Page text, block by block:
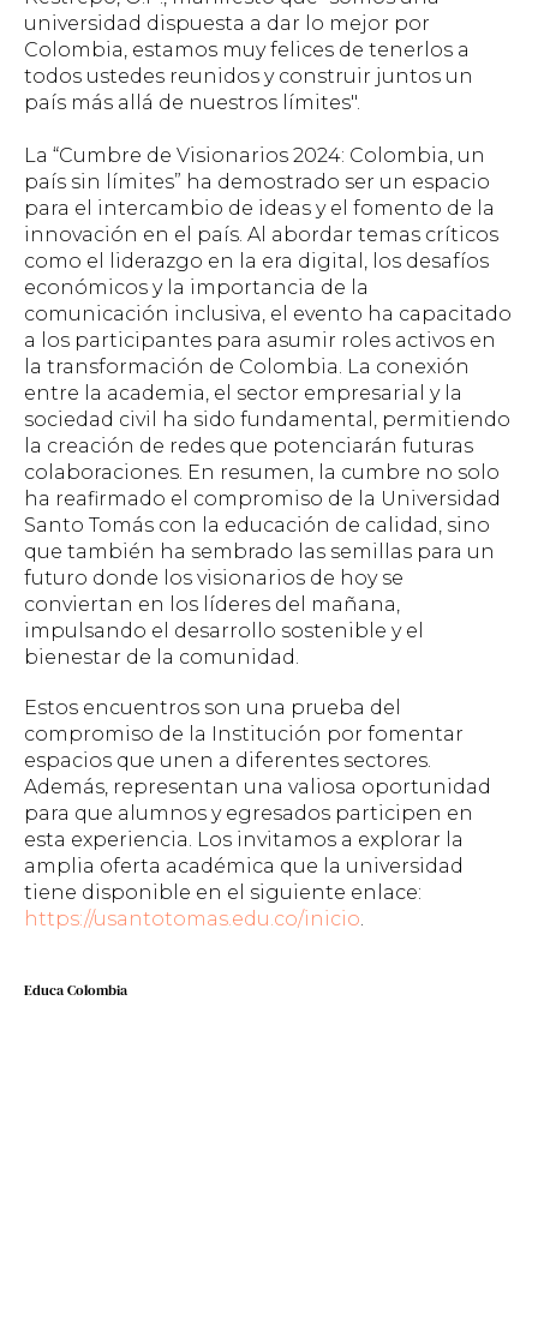
universidad dispuesta a dar lo mejor por
Colombia, estamos muy felices de tenerlos a
todos ustedes reunidos y construir juntos un
país más allá de nuestros límites".
La “Cumbre de Visionarios 2024: Colombia, un
país sin límites” ha demostrado ser un espacio
para el intercambio de ideas y el fomento de la
innovación en el país. Al abordar temas críticos
como el liderazgo en la era digital, los desafíos
económicos y la importancia de la
comunicación inclusiva, el evento ha capacitado
a los participantes para asumir roles activos en
la transformación de Colombia. La conexión
entre la academia, el sector empresarial y la
sociedad civil ha sido fundamental, permitiendo
la creación de redes que potenciarán futuras
colaboraciones. En resumen, la cumbre no solo
ha reafirmado el compromiso de la Universidad
Santo Tomás con la educación de calidad, sino
que también ha sembrado las semillas para un
futuro donde los visionarios de hoy se
conviertan en los líderes del mañana,
impulsando el desarrollo sostenible y el
bienestar de la comunidad.
Estos encuentros son una prueba del
compromiso de la Institución por fomentar
espacios que unen a diferentes sectores.
Además, representan una valiosa oportunidad
para que alumnos y egresados participen en
esta experiencia. Los invitamos a explorar la
amplia oferta académica que la universidad
tiene disponible en el siguiente enlace:
https://usantotomas.edu.co/inicio
Educa Colombia